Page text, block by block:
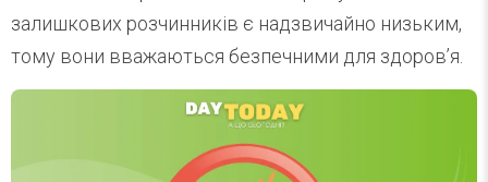
залишкових розчинників є надзвичайно низьким,
тому вони вважаються безпечними для здоров’я.